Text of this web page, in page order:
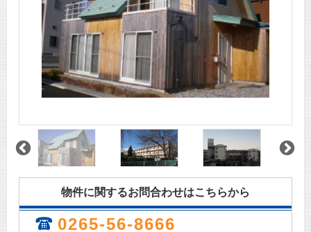
物件に関するお問合わせはこちらから
0265-56-8666